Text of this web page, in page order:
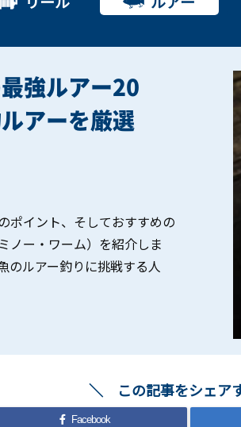
強ルアー20
アーを厳選
ポイント、そしておすすめの
ノー・ワーム）を紹介しま
のルアー釣りに挑戦する人
この記事をシェア
Facebook